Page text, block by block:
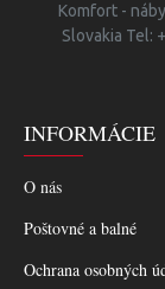
Komfort -
Slovakia Tel:
INFORMÁCIE
O nás
Poštovné a balné
Ochrana osobných